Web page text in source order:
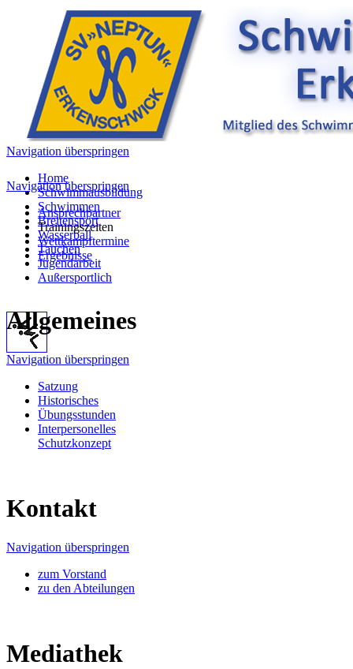
Navigation überspringen
Home
Schwimmausbildung
Schwimmen
Breitensport
Wasserball
Tauchen
Jugendarbeit
Außersportlich
Navigation überspringen
Ansprechpartner
Trainingszeiten
Wettkampftermine
Ergebnisse
Allgemeines
Navigation überspringen
Satzung
Historisches
Übungsstunden
Interpersonelles
Schutzkonzept
Kontakt
Navigation überspringen
zum Vorstand
zu den Abteilungen
Mediathek